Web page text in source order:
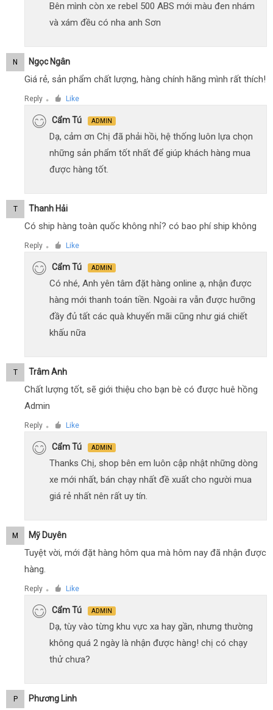
Bên mình còn xe rebel 500 ABS mới màu đen nhám
và xám đều có nha anh Sơn
N Ngọc Ngân
Giá rẻ, sản phẩm chất lượng, hàng chính hãng mình rất thích!
Reply ● Like
Cẩm Tú ADMIN
Dạ, cảm ơn Chị đã phải hồi, hệ thống luôn lựa chọn
những sản phẩm tốt nhất để giúp khách hàng mua
được hàng tốt.
T Thanh Hải
Có ship hàng toàn quốc không nhỉ? có bao phí ship không
Reply ● Like
Cẩm Tú ADMIN
Có nhé, Anh yên tâm đặt hàng online ạ, nhận được
hàng mới thanh toán tiền. Ngoài ra vẫn được hưỡng
đầy đủ tất các quà khuyến mãi cũng như giá chiết
khấu nữa
T Trâm Anh
Chất lượng tốt, sẽ giới thiệu cho bạn bè có được huê hồng
Admin
Reply ● Like
Cẩm Tú ADMIN
Thanks Chị, shop bên em luôn cập nhật những dòng
xe mới nhất, bán chạy nhất đề xuất cho người mua
giá rẻ nhất nên rất uy tín.
M Mỹ Duyên
Tuyệt vời, mới đặt hàng hôm qua mà hôm nay đã nhận được
hàng.
Reply ● Like
Cẩm Tú ADMIN
Dạ, tùy vào từng khu vực xa hay gần, nhưng thường
không quá 2 ngày là nhận được hàng! chị có chạy
thử chưa?
P Phương Linh